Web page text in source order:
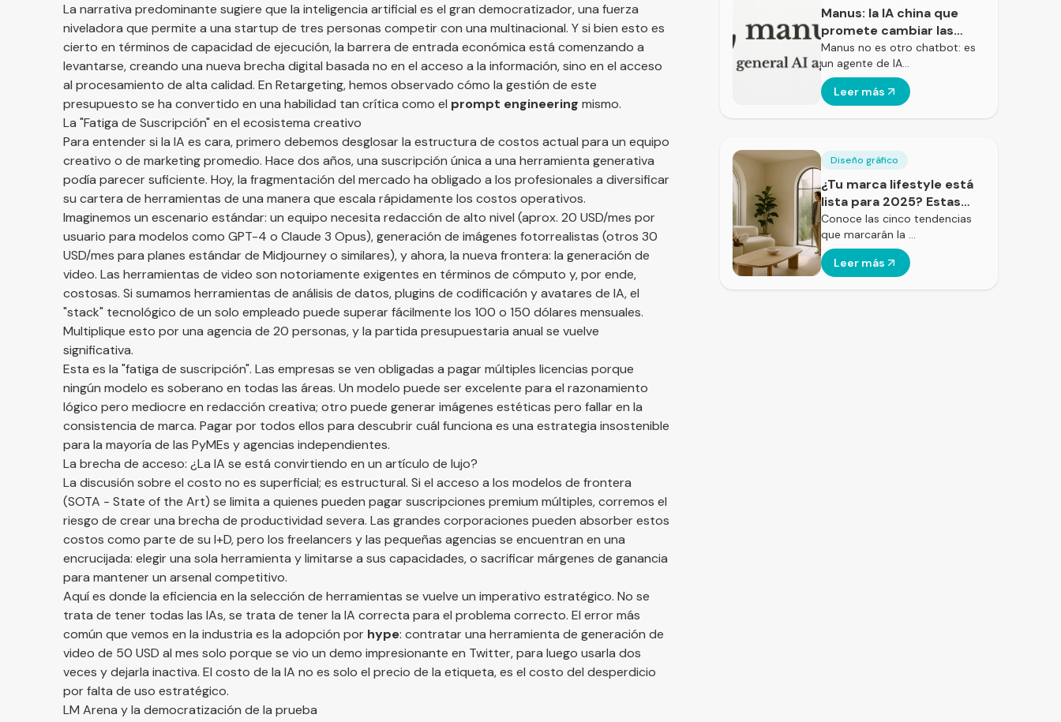
La narrativa predominante sugiere que la inteligencia artificial es el gran democratizador, una fuerza
niveladora que permite a una startup de tres personas competir con una multinacional. Y si bien esto es
cierto en términos de capacidad de ejecución, la barrera de entrada económica está comenzando a
levantarse, creando una nueva brecha digital basada no en el acceso a la información, sino en el acceso
al procesamiento de alta calidad. En Retargeting, hemos observado cómo la gestión de este
presupuesto se ha convertido en una habilidad tan crítica como el prompt engineering mismo.
La "Fatiga de Suscripción" en el ecosistema creativo
Para entender si la IA es cara, primero debemos desglosar la estructura de costos actual para un equipo
creativo o de marketing promedio. Hace dos años, una suscripción única a una herramienta generativa
podía parecer suficiente. Hoy, la fragmentación del mercado ha obligado a los profesionales a diversificar
su cartera de herramientas de una manera que escala rápidamente los costos operativos.
Imaginemos un escenario estándar: un equipo necesita redacción de alto nivel (aprox. 20 USD/mes por
usuario para modelos como GPT-4 o Claude 3 Opus), generación de imágenes fotorrealistas (otros 30
USD/mes para planes estándar de Midjourney o similares), y ahora, la nueva frontera: la generación de
video. Las herramientas de video son notoriamente exigentes en términos de cómputo y, por ende,
costosas. Si sumamos herramientas de análisis de datos, plugins de codificación y avatares de IA, el
"stack" tecnológico de un solo empleado puede superar fácilmente los 100 o 150 dólares mensuales.
Multiplique esto por una agencia de 20 personas, y la partida presupuestaria anual se vuelve
significativa.
Esta es la "fatiga de suscripción". Las empresas se ven obligadas a pagar múltiples licencias porque
ningún modelo es soberano en todas las áreas. Un modelo puede ser excelente para el razonamiento
lógico pero mediocre en redacción creativa; otro puede generar imágenes estéticas pero fallar en la
consistencia de marca. Pagar por todos ellos para descubrir cuál funciona es una estrategia insostenible
para la mayoría de las PyMEs y agencias independientes.
La brecha de acceso: ¿La IA se está convirtiendo en un artículo de lujo?
La discusión sobre el costo no es superficial; es estructural. Si el acceso a los modelos de frontera
(SOTA - State of the Art) se limita a quienes pueden pagar suscripciones premium múltiples, corremos el
riesgo de crear una brecha de productividad severa. Las grandes corporaciones pueden absorber estos
costos como parte de su I+D, pero los freelancers y las pequeñas agencias se encuentran en una
encrucijada: elegir una sola herramienta y limitarse a sus capacidades, o sacrificar márgenes de ganancia
para mantener un arsenal competitivo.
Aquí es donde la eficiencia en la selección de herramientas se vuelve un imperativo estratégico. No se
trata de tener todas las IAs, se trata de tener la IA correcta para el problema correcto. El error más
común que vemos en la industria es la adopción por hype: contratar una herramienta de generación de
video de 50 USD al mes solo porque se vio un demo impresionante en Twitter, para luego usarla dos
veces y dejarla inactiva. El costo de la IA no es solo el precio de la etiqueta, es el costo del desperdicio
por falta de uso estratégico.
LM Arena y la democratización de la prueba
Manus: la IA china que
promete cambiar las
reglas del juego
Manus no es otro chatbot: es
un agente de IA…
Leer más
Diseño gráfico
¿Tu marca lifestyle está
lista para 2025? Estas
son las claves creativas
del año
Conoce las cinco tendencias
que marcarán la …
Leer más